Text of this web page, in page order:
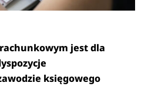
jest dla
księgowego